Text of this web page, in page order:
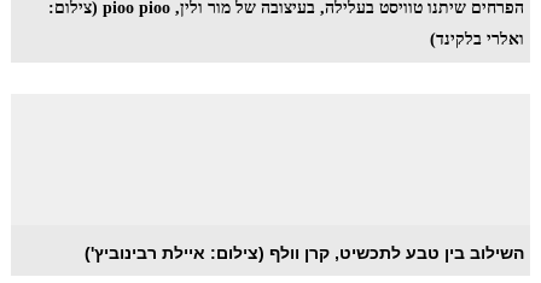
הפרחים שיתנו טוויסט בעלילה, בעיצובה של מור ולין, pioo pioo (צילום:
ואלרי בלקינד)
השילוב בין טבע לתכשיט, קרן וולף (צילום: איילת רבינוביץ')